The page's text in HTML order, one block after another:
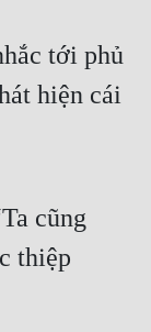
tới phủ
hiện cái
cũng
thiệp